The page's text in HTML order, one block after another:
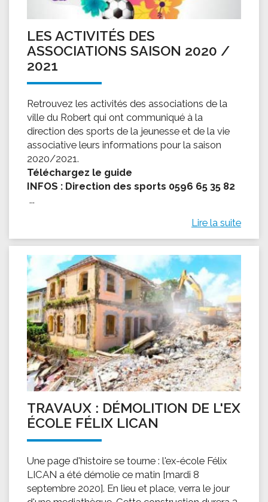
LES ACTIVITÉS DES
ASSOCIATIONS SAISON 2020 /
2021
Retrouvez les activités des associations de la
ville du Robert qui ont communiqué à la
direction des sports de la jeunesse et de la vie
associative leurs informations pour la saison
2020/2021.
Téléchargez le guide
INFOS : Direction des sports 0596 65 35 82
...
Lire la suite
TRAVAUX : DÉMOLITION DE L'EX
ÉCOLE FÉLIX LICAN
Une page d'histoire se tourne : l'ex-école Félix
LICAN a été démolie ce matin [mardi 8
septembre 2020]. En lieu et place, verra le jour